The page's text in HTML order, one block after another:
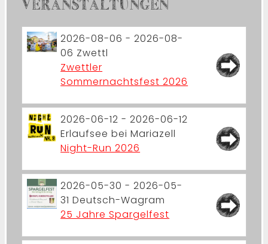
VERANSTALTUNGEN
2026-08-06 - 2026-08-
06 Zwettl
Zwettler
Sommernachtsfest 2026
2026-06-12 - 2026-06-12
Erlaufsee bei Mariazell
Night-Run 2026
2026-05-30 - 2026-05-
31 Deutsch-Wagram
25 Jahre Spargelfest